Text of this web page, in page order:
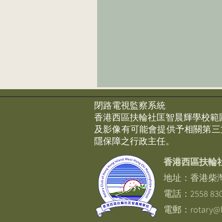
閉路電視監察系統
香港西區扶輪社匡智晨輝學校
及影像有可能會提供予相關第
隱保障之行政主任。
香港西區扶輪
地址：香港柴
電話：2558
​電郵：